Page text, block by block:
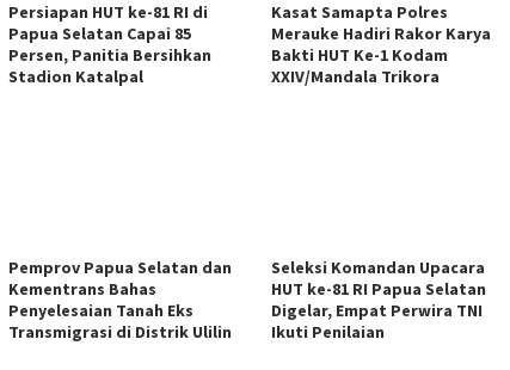
Persiapan HUT ke-81 RI di
Papua Selatan Capai 85
Persen, Panitia Bersihkan
Stadion Katalpal
Kasat Samapta Polres
Merauke Hadiri Rakor Karya
Bakti HUT Ke-1 Kodam
XXIV/Mandala Trikora
Pemprov Papua Selatan dan
Kementrans Bahas
Penyelesaian Tanah Eks
Transmigrasi di Distrik Ulilin
Seleksi Komandan Upacara
HUT ke-81 RI Papua Selatan
Digelar, Empat Perwira TNI
Ikuti Penilaian